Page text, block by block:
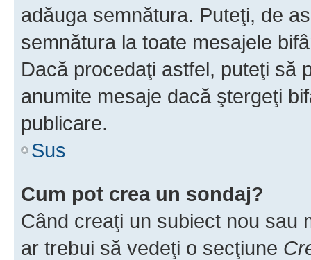
adăuga semnătura. Puteţi, de
semnătura la toate mesajele
Dacă procedaţi astfel, puteţi să
anumite mesaje dacă ştergeţi
publicare.
Sus
Cum pot crea un sondaj?
Când creaţi un subiect nou sau
ar trebui să vedeţi o secţiune